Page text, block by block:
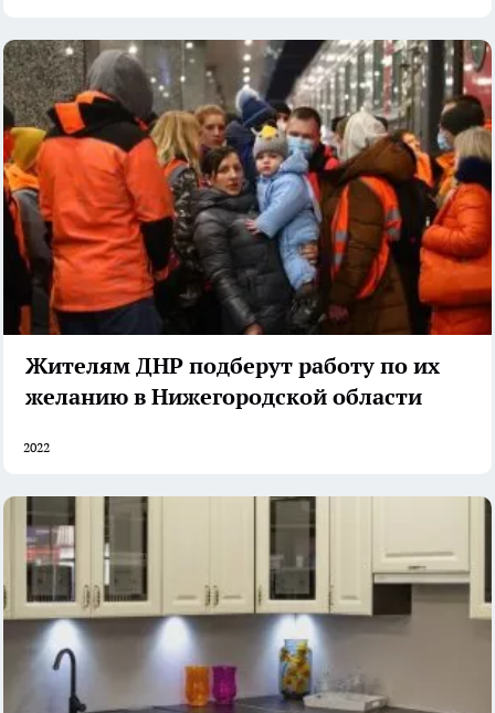
Жителям ДНР подберут работу по их
желанию в Нижегородской области
2022